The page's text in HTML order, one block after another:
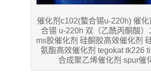
催化剂c102(螯合锡u-220h) 催
合锡 u-220h 双（乙酰丙酮酸）
ms胶催化剂 硅酮胶高效催化剂
氨酯高效催化剂 tegokat tk226
合成聚乙烯催化剂 spur催